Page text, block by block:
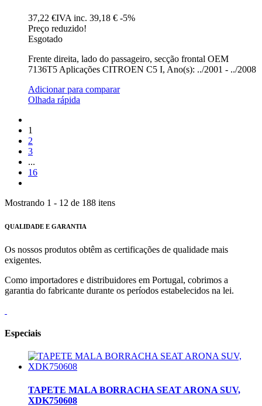
37,22 €IVA inc. 39,18 € -5%
Preço reduzido!
Esgotado
Frente direita, lado do passageiro, secção frontal OEM
7136T5 Aplicações CITROEN C5 I, Ano(s): ../2001 - ../2008
Adicionar para comparar
Olhada rápida
1
2
3
...
16
Mostrando 1 - 12 de 188 itens
QUALIDADE E GARANTIA
Os nossos produtos obtêm as certificações de qualidade mais
exigentes.
Como importadores e distribuidores em Portugal, cobrimos a
garantia do fabricante durante os períodos estabelecidos na lei.
Especiais
TAPETE MALA BORRACHA SEAT ARONA SUV,
XDK750608